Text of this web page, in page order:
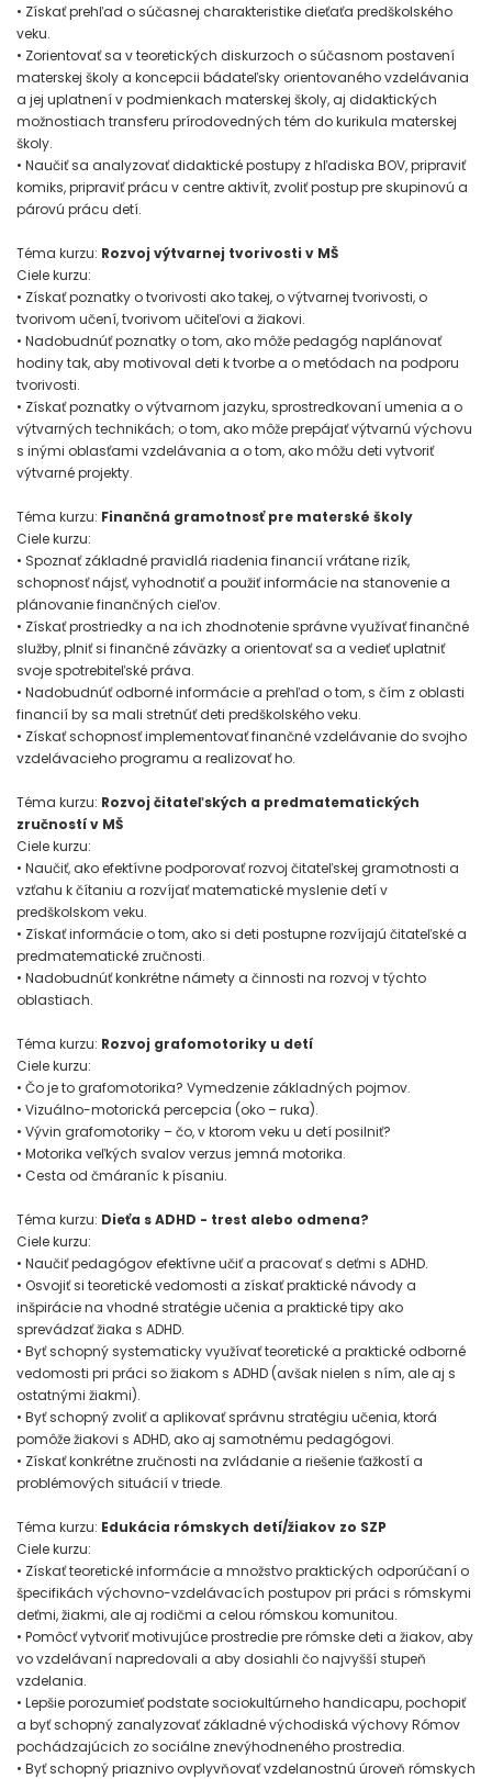
• Získať prehľad o súčasnej charakteristike dieťaťa predškolského
veku.
• Zorientovať sa v teoretických diskurzoch o súčasnom postavení
materskej školy a koncepcii bádateľsky orientovaného vzdelávania
a jej uplatnení v podmienkach materskej školy, aj didaktických
možnostiach transferu prírodovedných tém do kurikula materskej
školy.
• Naučiť sa analyzovať didaktické postupy z hľadiska BOV, pripraviť
komiks, pripraviť prácu v centre aktivít, zvoliť postup pre skupinovú a
párovú prácu detí.
Téma kurzu: Rozvoj výtvarnej tvorivosti v MŠ
Ciele kurzu:
• Získať poznatky o tvorivosti ako takej, o výtvarnej tvorivosti, o
tvorivom učení, tvorivom učiteľovi a žiakovi.
• Nadobudnúť poznatky o tom, ako môže pedagóg naplánovať
hodiny tak, aby motivoval deti k tvorbe a o metódach na podporu
tvorivosti.
• Získať poznatky o výtvarnom jazyku, sprostredkovaní umenia a o
výtvarných technikách; o tom, ako môže prepájať výtvarnú výchovu
s inými oblasťami vzdelávania a o tom, ako môžu deti vytvoriť
výtvarné projekty.
Téma kurzu: Finančná gramotnosť pre materské školy
Ciele kurzu:
• Spoznať základné pravidlá riadenia financií vrátane rizík,
schopnosť nájsť, vyhodnotiť a použiť informácie na stanovenie a
plánovanie finančných cieľov.
• Získať prostriedky a na ich zhodnotenie správne využívať finančné
služby, plniť si finančné záväzky a orientovať sa a vedieť uplatniť
svoje spotrebiteľské práva.
• Nadobudnúť odborné informácie a prehľad o tom, s čím z oblasti
financií by sa mali stretnúť deti predškolského veku.
• Získať schopnosť implementovať finančné vzdelávanie do svojho
vzdelávacieho programu a realizovať ho.
Téma kurzu: Rozvoj čitateľských a predmatematických
zručností v MŠ
Ciele kurzu:
• Naučiť, ako efektívne podporovať rozvoj čitateľskej gramotnosti a
vzťahu k čítaniu a rozvíjať matematické myslenie detí v
predškolskom veku.
• Získať informácie o tom, ako si deti postupne rozvíjajú čitateľské a
predmatematické zručnosti.
• Nadobudnúť konkrétne námety a činnosti na rozvoj v týchto
oblastiach.
Téma kurzu: Rozvoj grafomotoriky u detí
Ciele kurzu:
• Čo je to grafomotorika? Vymedzenie základných pojmov.
• Vizuálno-motorická percepcia (oko – ruka).
• Vývin grafomotoriky – čo, v ktorom veku u detí posilniť?
• Motorika veľkých svalov verzus jemná motorika.
• Cesta od čmáraníc k písaniu.
Téma kurzu: Dieťa s ADHD - trest alebo odmena?
Ciele kurzu:
• Naučiť pedagógov efektívne učiť a pracovať s deťmi s ADHD.
• Osvojiť si teoretické vedomosti a získať praktické návody a
inšpirácie na vhodné stratégie učenia a praktické tipy ako
sprevádzať žiaka s ADHD.
• Byť schopný systematicky využívať teoretické a praktické odborné
vedomosti pri práci so žiakom s ADHD (avšak nielen s ním, ale aj s
ostatnými žiakmi).
• Byť schopný zvoliť a aplikovať správnu stratégiu učenia, ktorá
pomôže žiakovi s ADHD, ako aj samotnému pedagógovi.
• Získať konkrétne zručnosti na zvládanie a riešenie ťažkostí a
problémových situácií v triede.
Téma kurzu: Edukácia rómskych detí/žiakov zo SZP
Ciele kurzu:
• Získať teoretické informácie a množstvo praktických odporúčaní o
špecifikách výchovno-vzdelávacích postupov pri práci s rómskymi
deťmi, žiakmi, ale aj rodičmi a celou rómskou komunitou.
• Pomôcť vytvoriť motivujúce prostredie pre rómske deti a žiakov, aby
vo vzdelávaní napredovali a aby dosiahli čo najvyšší stupeň
vzdelania.
• Lepšie porozumieť podstate sociokultúrneho handicapu, pochopiť
a byť schopný zanalyzovať základné východiská výchovy Rómov
pochádzajúcich zo sociálne znevýhodneného prostredia.
• Byť schopný priaznivo ovplyvňovať vzdelanostnú úroveň rómskych